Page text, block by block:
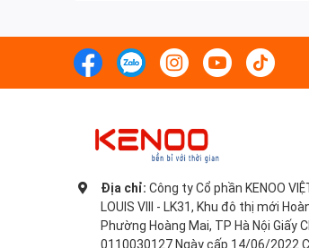
Địa chỉ: Công ty Cổ phần KENOO
LOUIS VIII - LK31, Khu đô thị mới
Phường Hoàng Mai, TP Hà Nội Giấy
0110030127 Ngày cấp 14/06/2022